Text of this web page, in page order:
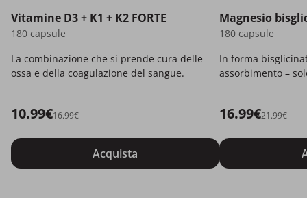
Vitamine D3 + K1 + K2 FORTE
180 capsule
La combinazione che si prende cura delle
ossa e della coagulazione del sangue.
10.99€16.99€
Acquista
Magnesio
180 capsule
In forma
assorbimento –
16.99€21.99€